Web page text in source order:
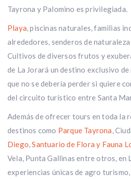
Tayrona y Palomino es privilegiada.
Playa, piscinas naturales, familias
alrededores, senderos de
Cultivos de diversos frutos y
de La Jorará un destino exclusivo
que no se debería perder si quiere
del circuito turístico entre Santa
Además de ofrecer tours en toda la
destinos como Parque Tayrona,
Diego,Santuario de Flora y Fauna
Vela, Punta Gallinas entre otros, en
experiencias únicas de agro